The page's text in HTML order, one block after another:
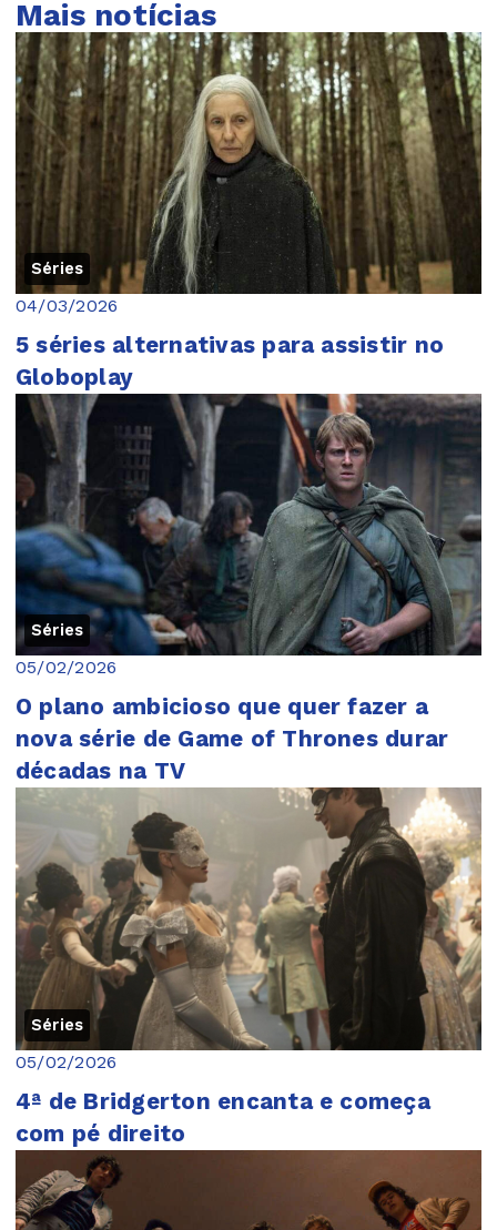
Mais notícias
Séries
04/03/2026
5 séries alternativas para assistir no
Globoplay
Séries
05/02/2026
O plano ambicioso que quer fazer a
nova série de Game of Thrones durar
décadas na TV
Séries
05/02/2026
4ª de Bridgerton encanta e começa
com pé direito